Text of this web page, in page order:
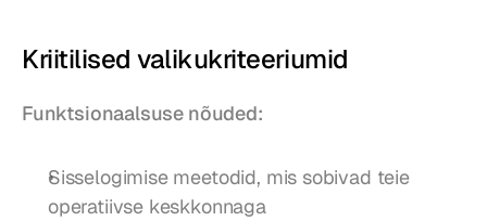
Kriitilised valikukriteeriumid
Funktsionaalsuse nõuded:
Sisselogimise meetodid, mis sobivad teie
operatiivse keskkonnaga